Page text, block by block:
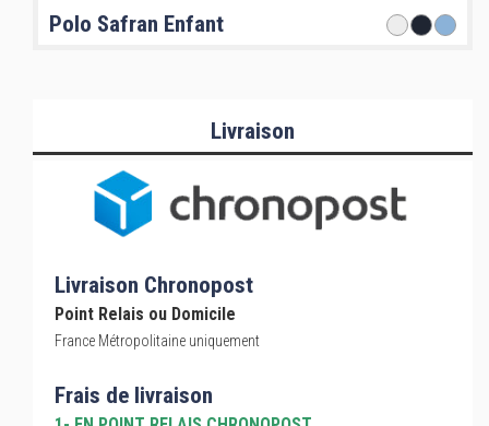
Polo Safran Enfant
Livraison
Livraison Chronopost
Point Relais ou Domicile
France Métropolitaine uniquement
Frais de livraison